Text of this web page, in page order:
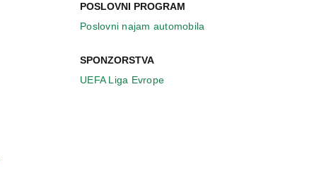
POSLOVNI PROGRAM
Poslovni najam automobila
SPONZORSTVA
UEFA Liga Evrope